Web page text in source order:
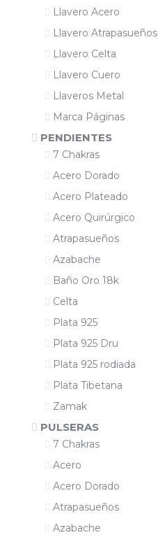
Llavero Acero
Llavero Atrapasueños
Llavero Celta
Llavero Cuero
Llaveros Metal
Marca Páginas
PENDIENTES
7 Chakras
Acero Dorado
Acero Plateado
Acero Quirúrgico
Atrapasueños
Azabache
Baño Oro 18k
Celta
Plata 925
Plata 925 Dru
Plata 925 rodiada
Plata Tibetana
Zamak
PULSERAS
7 Chakras
Acero
Acero Dorado
Atrapasueños
Azabache